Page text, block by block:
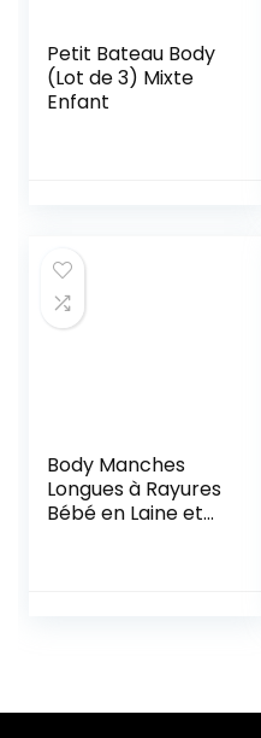
Petit Bateau Body
(Lot de 3) Mixte
Enfant
Body Manches
Longues à Rayures
Bébé en Laine et